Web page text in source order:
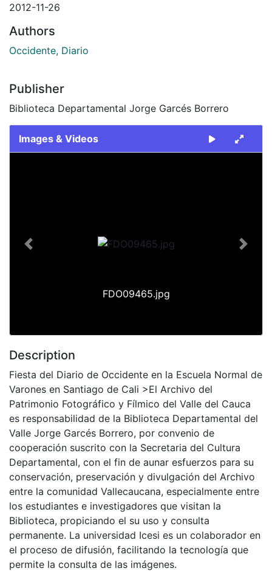
2012-11-26
Authors
Occidente, Diario
Publisher
Biblioteca Departamental Jorge Garcés Borrero
Images & Videos
FDO09465.jpg
Previous Next
Description
Fiesta del Diario de Occidente en la Escuela Normal de
Varones en Santiago de Cali >El Archivo del
Patrimonio Fotográfico y Fílmico del Valle del Cauca
es responsabilidad de la Biblioteca Departamental del
Valle Jorge Garcés Borrero, por convenio de
cooperación suscrito con la Secretaria del Cultura
Departamental, con el fin de aunar esfuerzos para su
conservación, preservación y divulgación del Archivo
entre la comunidad Vallecaucana, especialmente entre
los estudiantes e investigadores que visitan la
Biblioteca, propiciando el su uso y consulta
permanente. La universidad Icesi es un colaborador en
el proceso de difusión, facilitando la tecnología que
permite la consulta de las imágenes.